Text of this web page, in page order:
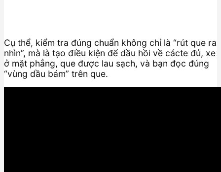
Cụ thể, kiểm tra đúng chuẩn không chỉ là “rút que ra
nhìn”, mà là tạo điều kiện để dầu hồi về cácte đủ, xe
ở mặt phẳng, que được lau sạch, và bạn đọc đúng
“vùng dầu bám” trên que.